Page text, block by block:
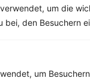
um die
bei, den Besuchern
um
Rezepte
Rezepte